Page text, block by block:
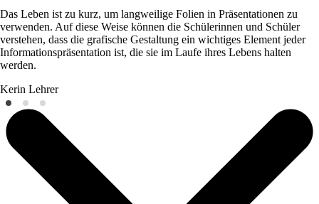
Das Leben ist zu kurz, um langweilige Folien in Präsentationen zu
verwenden. Auf diese Weise können die Schülerinnen und Schüler
verstehen, dass die grafische Gestaltung ein wichtiges Element jeder
Informationspräsentation ist, die sie im Laufe ihres Lebens halten
werden.
Kerin Lehrer